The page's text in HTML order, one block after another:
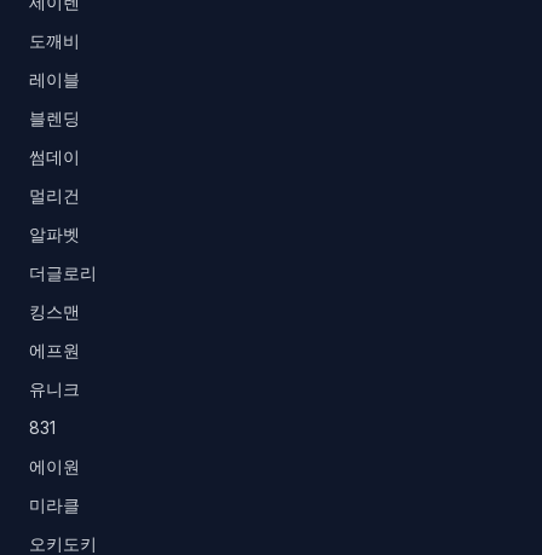
도깨비
레이블
블렌딩
썸데이
멀리건
알파벳
더글로리
킹스맨
에프원
유니크
831
에이원
미라클
오키도키